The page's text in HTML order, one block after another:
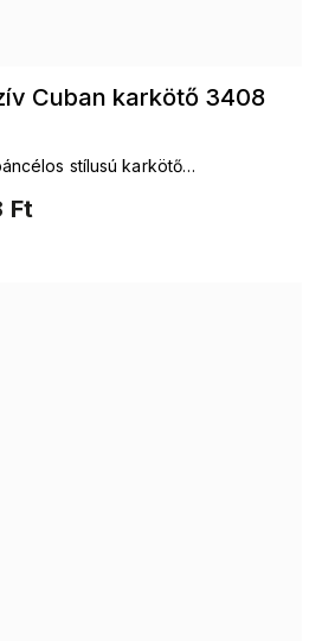
Cuban karkötő 3408
Ft
stílusú karkötő